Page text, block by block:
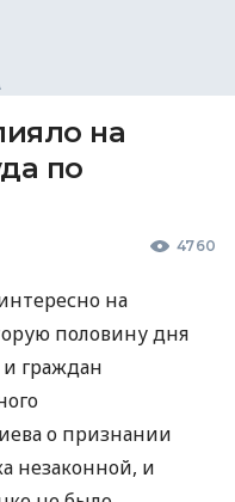
на
по
4760
на
половину дня
и граждан
о признании
незаконной, и